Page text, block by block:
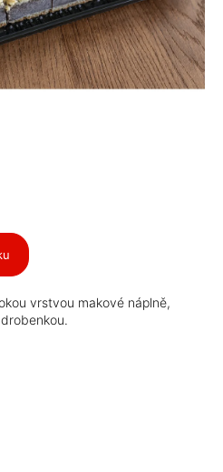
vrstvou makové náplně,